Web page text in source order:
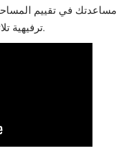
مساعدتك في تقييم
ترفيهية تلائم جمهورك وسوقك المحلي.